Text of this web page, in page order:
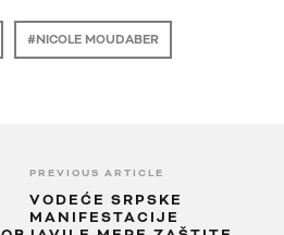
NICOLE MOUDABER
PREVIOUS ARTICLE
VODEĆE SRPSKE
MANIFESTACIJE